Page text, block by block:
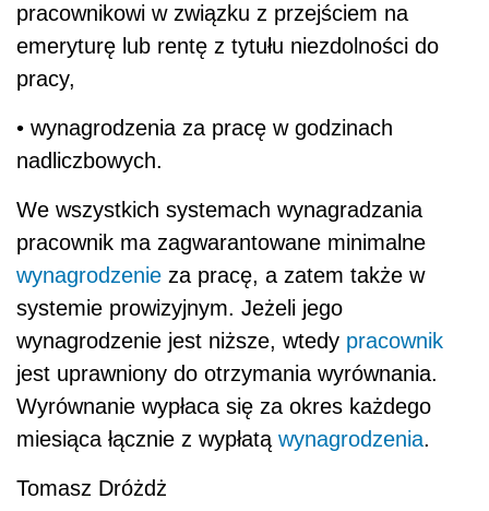
pracownikowi w związku z przejściem na
emeryturę lub rentę z tytułu niezdolności do
pracy,
• wynagrodzenia za pracę w godzinach
nadliczbowych.
We wszystkich systemach wynagradzania
pracownik ma zagwarantowane minimalne
wynagrodzenie za pracę, a zatem także w
systemie prowizyjnym. Jeżeli jego
wynagrodzenie jest niższe, wtedy pracownik
jest uprawniony do otrzymania wyrównania.
Wyrównanie wypłaca się za okres każdego
miesiąca łącznie z wypłatą wynagrodzenia.
Tomasz Dróżdż